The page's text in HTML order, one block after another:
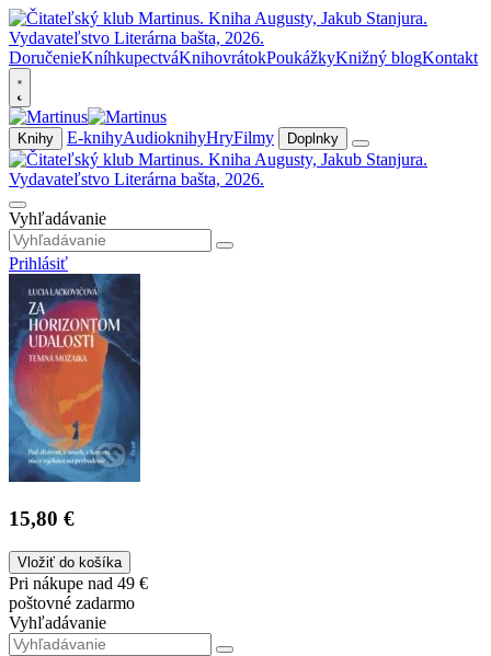
DoručenieKníhkupectváKnihovrátokPoukážkyKnižný blogKontakt
Knihy E-knihyAudioknihyHryFilmy Doplnky
Vyhľadávanie
Prihlásiť
15,80 €
Vložiť do košíka
Pri nákupe nad 49 €
poštovné zadarmo
Vyhľadávanie